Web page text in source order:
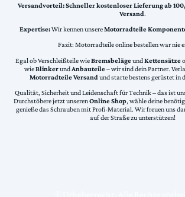
Versandvorteil:Schneller kostenloser Lieferung ab
Versand.
Expertise:Wir kennen unsereMotorradteile
Fazit: Motorradteile online bestellen war nie
Egal ob Verschleißteile wieBremsbelägeundKettensätze
wieBlinkerundAnbauteile– wir sind dein Partner.
Motorradteile Versand und starte bestens gerüstet in
Qualität, Sicherheit und Leidenschaft für Technik – das ist
Durchstöbere jetzt unserenOnline Shop, wähle deine
genieße das Schrauben mit Profi-Material. Wir freuen uns
auf der Straße zu unterstützen!